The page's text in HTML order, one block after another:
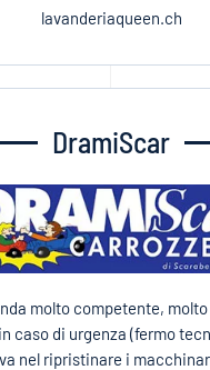
lavanderiaqueen.ch
DramiScar
molto competente,
caso di urgenza (fermo
nel ripristinare i